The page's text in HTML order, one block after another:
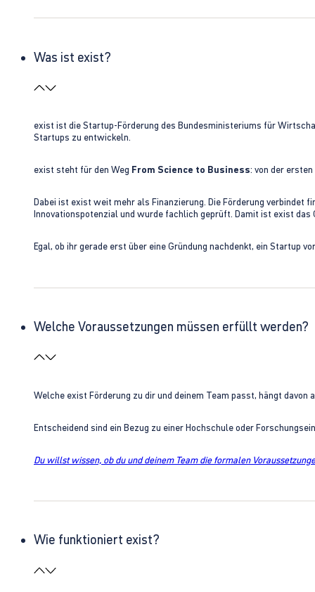
Was ist exist?
exist ist die Startup-Förderung des Bundesministeriums für
Startups zu entwickeln.
exist steht für den Weg From Science to Business: von der
Dabei ist exist weit mehr als Finanzierung. Die Förderung verbindet
Innovationspotenzial und wurde fachlich geprüft. Damit ist exist
Egal, ob ihr gerade erst über eine Gründung nachdenkt, ein Startup
Welche Voraussetzungen müssen erfüllt werden?
Welche exist Förderung zu dir und deinem Team passt, hängt
Entscheidend sind ein Bezug zu einer Hochschule oder
Du willst wissen, ob du und deinem Team die formalen
Wie funktioniert exist?